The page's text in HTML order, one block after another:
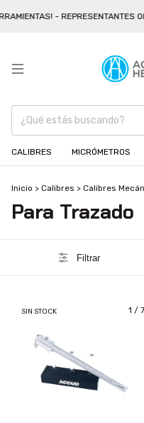
- REPRESENTANTES
CALIBRES MICRÓMETROS
Inicio > Calibres > Calibres
Para Trazado
Filtrar
1 / 7
SIN STOCK